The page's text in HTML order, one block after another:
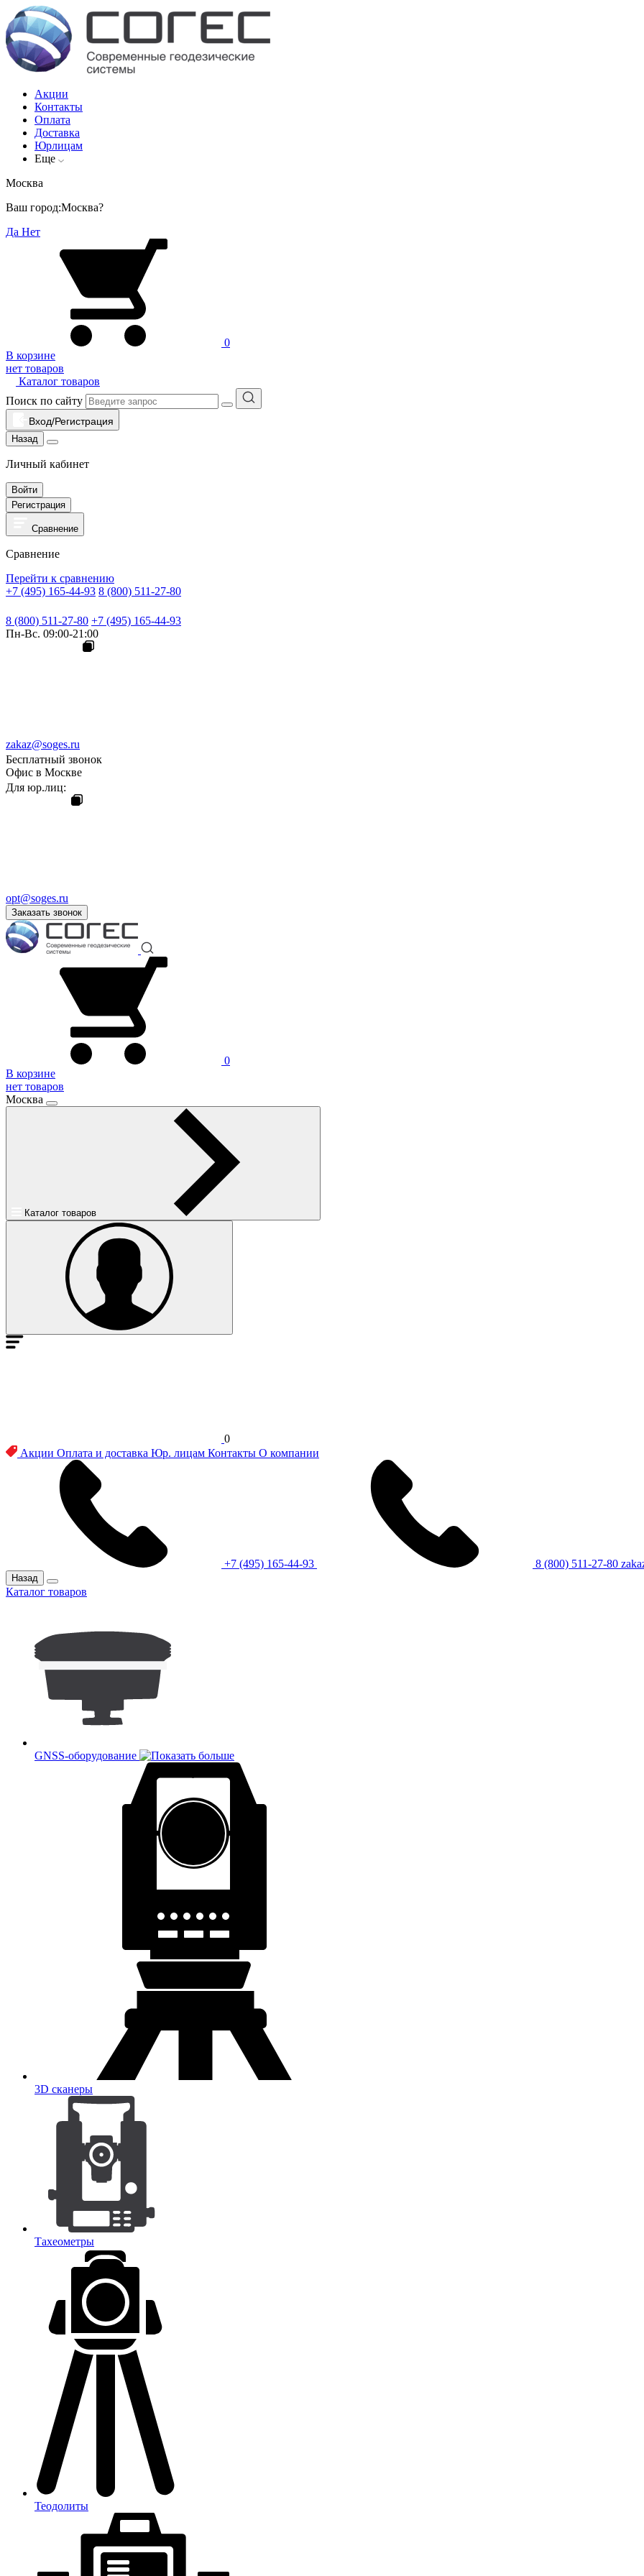
Акции
Контакты
Оплата
Доставка
Юрлицам
Еще
Москва
Ваш город:Москва?
Да Нет
0
В корзине
нет товаров
Каталог товаров
Поиск по сайту
Вход/Регистрация
Назад
Личный кабинет
Войти
Регистрация
Сравнение
Сравнение
Перейти к сравнению
+7 (495) 165-44-93 8 (800) 511-27-80
8 (800) 511-27-80 +7 (495) 165-44-93
Пн-Вс. 09:00-21:00
zakaz@soges.ru
Бесплатный звонок
Офис в Москве
Для юр.лиц:
opt@soges.ru
Заказать звонок
0
В корзине
нет товаров
Москва
Каталог товаров
0
Акции Оплата и доставка Юр. лицам Контакты О компании
+7 (495) 165-44-93 8 (800) 511-27-80
Назад
Каталог товаров
GNSS-оборудование
3D сканеры
Тахеометры
Теодолиты